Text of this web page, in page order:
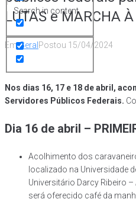
Search in content
LUTAS e MARCHA
EmGeral Postou 15/04/2024
Nos dias 16, 17 e 18 de abril,
Servidores Públicos Federais.
Dia 16 de abril –
Acolhimento dos
localizado na Universidade
Universitário Darcy Ribeiro
será oferecido café da